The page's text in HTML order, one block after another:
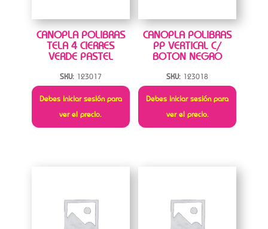
CANOPLA POLIBRAS
TELA 4 CIERRES
VERDE PASTEL
SKU: 123017
Debes iniciar sesión para
ver el precio.
CANOPLA POLIBRAS
PP VERTICAL C/
BOTON NEGRO
SKU: 123018
Debes iniciar sesión para
ver el precio.